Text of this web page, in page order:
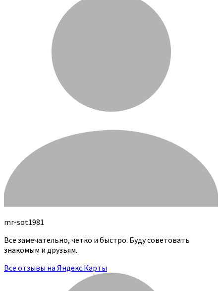
mr-sot1981
Все замечательно, четко и быстро. Буду советовать
знакомым и друзьям.
Все отзывы на Яндекс.Карты